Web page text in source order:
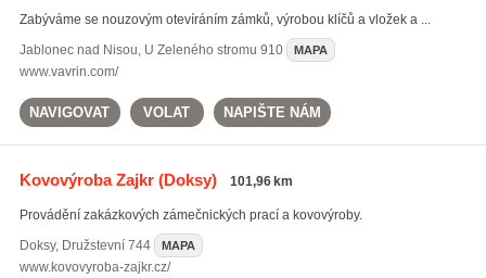
Zabýváme se nouzovým otevíráním zámků, výrobou klíčů a vložek a ...
Jablonec nad Nisou, U Zeleného stromu 910 MAPA
www.vavrin.com/
NAVIGOVAT VOLAT NAPIŠTE NÁM
Kovovýroba Zajkr(Doksy) 101,96 km
Provádění zakázkových zámečnických prací a kovovýroby.
Doksy, Družstevní 744 MAPA
www.kovovyroba-zajkr.cz/